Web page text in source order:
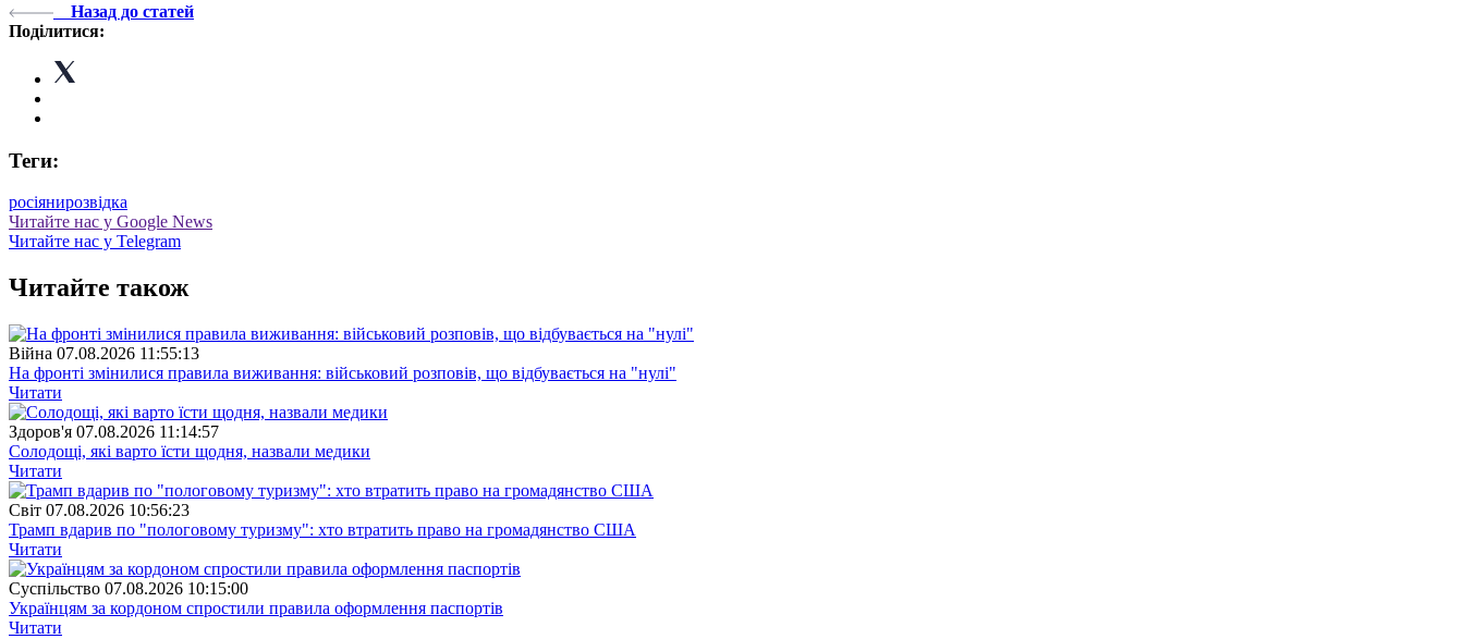
Назад до статей
Поділитися:
Теги:
росіянирозвідка
Читайте нас у Google News
Читайте нас у Telegram
Читайте також
Війна 07.08.2026 11:55:13
На фронті змінилися правила виживання: військовий розповів, що відбувається на "нулі"
Читати
Здоров'я 07.08.2026 11:14:57
Солодощі, які варто їсти щодня, назвали медики
Читати
Свiт 07.08.2026 10:56:23
Трамп вдарив по "пологовому туризму": хто втратить право на громадянство США
Читати
Суспiльство 07.08.2026 10:15:00
Українцям за кордоном спростили правила оформлення паспортів
Читати